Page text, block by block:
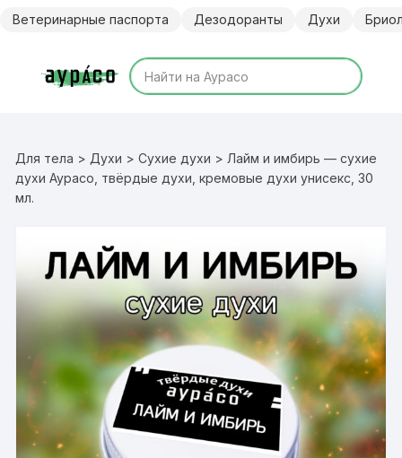
Ветеринарные паспорта Дезодоранты Духи
Для тела > Духи >Сухие духи > Лайм и имбирь — сухие
духи Аурасо, твёрдые духи, кремовые духи унисекс, 30
мл.